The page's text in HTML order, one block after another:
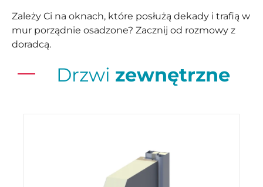
Zależy Ci na oknach, które posłużą dekady i trafią w
mur porządnie osadzone? Zacznij od rozmowy z
doradcą.
Drzwi zewnętrzne